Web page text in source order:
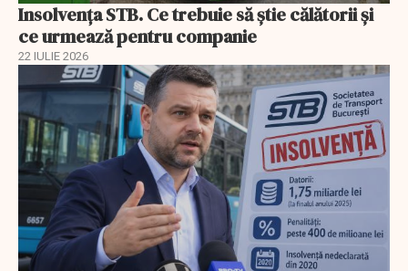
Insolvenţa STB. Ce trebuie să ştie călătorii şi
ce urmează pentru companie
22 IULIE 2026